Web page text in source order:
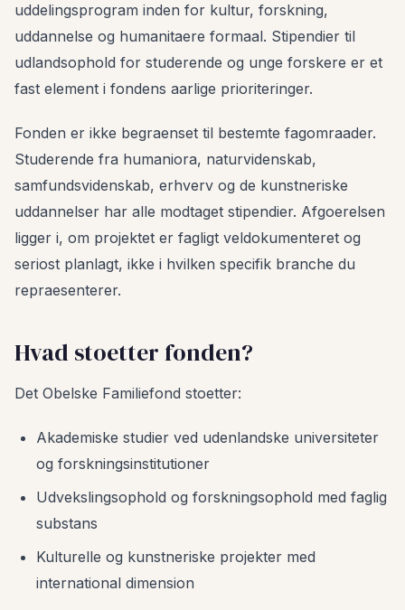
uddelingsprogram inden for kultur, forskning,
uddannelse og humanitaere formaal. Stipendier til
udlandsophold for studerende og unge forskere er et
fast element i fondens aarlige prioriteringer.
Fonden er ikke begraenset til bestemte fagomraader.
Studerende fra humaniora, naturvidenskab,
samfundsvidenskab, erhverv og de kunstneriske
uddannelser har alle modtaget stipendier. Afgoerelsen
ligger i, om projektet er fagligt veldokumenteret og
seriost planlagt, ikke i hvilken specifik branche du
repraesenterer.
Hvad stoetter fonden?
Det Obelske Familiefond stoetter:
Akademiske studier ved udenlandske universiteter
og forskningsinstitutioner
Udvekslingsophold og forskningsophold med faglig
substans
Kulturelle og kunstneriske projekter med
international dimension